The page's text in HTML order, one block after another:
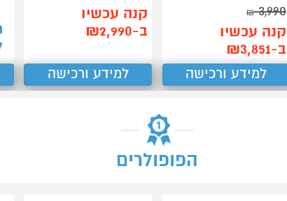
3,990
₪
קנה עכשיו
ב-₪3,851
למידע ורכישה
קנה עכשיו
ב-₪2,990
למידע ורכישה
הפופולרים